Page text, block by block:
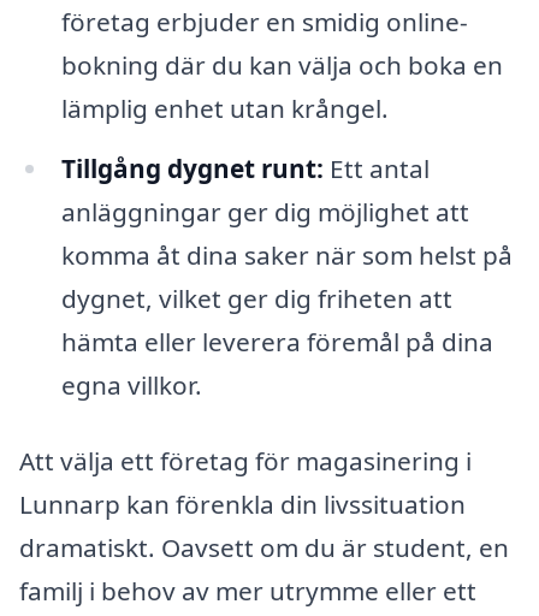
företag erbjuder en smidig online-
bokning där du kan välja och boka en
lämplig enhet utan krångel.
Tillgång dygnet runt: Ett antal
anläggningar ger dig möjlighet att
komma åt dina saker när som helst på
dygnet, vilket ger dig friheten att
hämta eller leverera föremål på dina
egna villkor.
Att välja ett företag för magasinering i
Lunnarp kan förenkla din livssituation
dramatiskt. Oavsett om du är student, en
familj i behov av mer utrymme eller ett